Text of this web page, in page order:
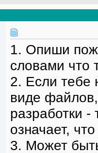
1. Опиши
словами что
2. Если тебе
виде
разработки
означает,
3. Может